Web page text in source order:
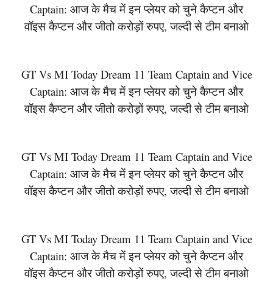
Captain: आज के मैच में इन प्लेयर को चुने कैप्टन और
वॉइस कैप्टन और जीतो करोड़ों रुपए, जल्दी से टीम बनाओ
GT Vs MI Today Dream 11 Team Captain and Vice
Captain: आज के मैच में इन प्लेयर को चुने कैप्टन और
वॉइस कैप्टन और जीतो करोड़ों रुपए, जल्दी से टीम बनाओ
GT Vs MI Today Dream 11 Team Captain and Vice
Captain: आज के मैच में इन प्लेयर को चुने कैप्टन और
वॉइस कैप्टन और जीतो करोड़ों रुपए, जल्दी से टीम बनाओ
GT Vs MI Today Dream 11 Team Captain and Vice
Captain: आज के मैच में इन प्लेयर को चुने कैप्टन और
वॉइस कैप्टन और जीतो करोड़ों रुपए, जल्दी से टीम बनाओ